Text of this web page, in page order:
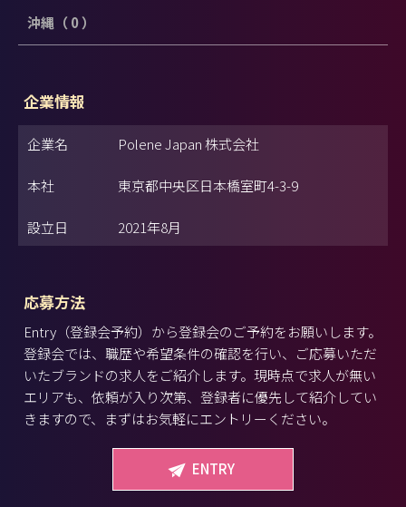
沖縄（ 0 ）
企業情報
企業名 Polene Japan 株式会社
本社 東京都中央区日本橋室町4-3-9
設立日 2021年8月
応募方法
Entry（登録会予約）から登録会のご予約をお願いします。
登録会では、職歴や希望条件の確認を行い、ご応募いただ
いたブランドの求人をご紹介します。現時点で求人が無い
エリアも、依頼が入り次第、登録者に優先して紹介してい
きますので、まずはお気軽にエントリーください。
ENTRY